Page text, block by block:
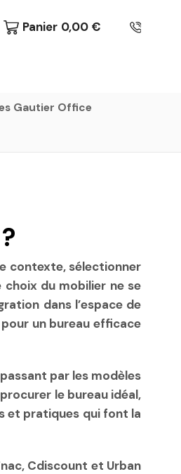
Panier 0,00 €
Gautier Office
contexte, sélectionner
du mobilier ne se
dans l’espace de
un bureau efficace
par les modèles
le bureau idéal,
et pratiques qui font la
Cdiscount et Urban
? Besoin de conseils ? Contactez-